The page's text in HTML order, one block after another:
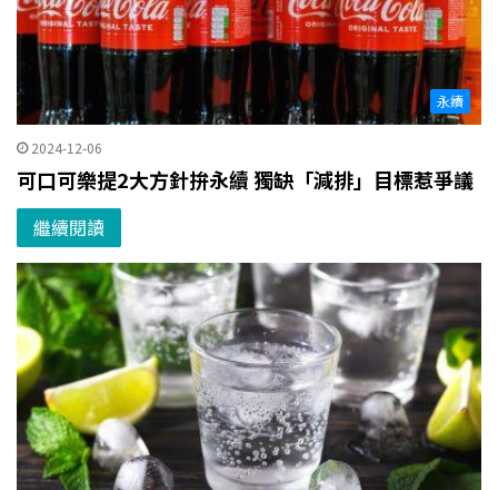
永續
2024-12-06
可口可樂提2大方針拚永續 獨缺「減排」目標惹爭議
繼續閱讀